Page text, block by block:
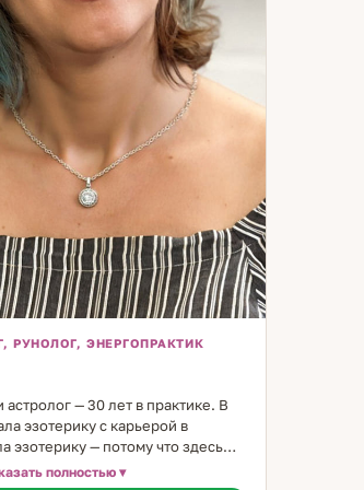
мы найдём ответы, которые
равновесию и уверенности.
РУНОЛОГ, ЭНЕРГОПРАКТИК
астролог — 30 лет в практике. В
эзотерику с карьерой в
эзотерику — потому что здесь
и он настоящий. На каждый
полностью